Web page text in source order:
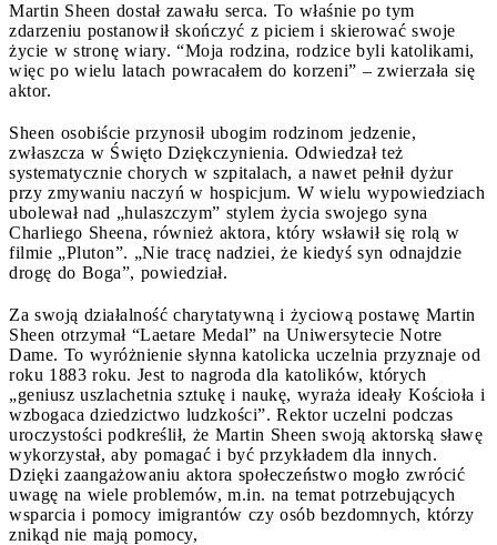
Martin Sheen dostał zawału serca. To właśnie po tym
zdarzeniu postanowił skończyć z piciem i skierować swoje
życie w stronę wiary. “Moja rodzina, rodzice byli katolikami,
więc po wielu latach powracałem do korzeni” – zwierzała się
aktor.
Sheen osobiście przynosił ubogim rodzinom jedzenie,
zwłaszcza w Święto Dziękczynienia. Odwiedzał też
systematycznie chorych w szpitalach, a nawet pełnił dyżur
przy zmywaniu naczyń w hospicjum. W wielu wypowiedziach
ubolewał nad „hulaszczym” stylem życia swojego syna
Charliego Sheena, również aktora, który wsławił się rolą w
filmie „Pluton”. „Nie tracę nadziei, że kiedyś syn odnajdzie
drogę do Boga”, powiedział.
Za swoją działalność charytatywną i życiową postawę Martin
Sheen otrzymał “Laetare Medal” na Uniwersytecie Notre
Dame. To wyróżnienie słynna katolicka uczelnia przyznaje od
roku 1883 roku. Jest to nagroda dla katolików, których
„geniusz uszlachetnia sztukę i naukę, wyraża ideały Kościoła i
wzbogaca dziedzictwo ludzkości”. Rektor uczelni podczas
uroczystości podkreślił, że Martin Sheen swoją aktorską sławę
wykorzystał, aby pomagać i być przykładem dla innych.
Dzięki zaangażowaniu aktora społeczeństwo mogło zwrócić
uwagę na wiele problemów, m.in. na temat potrzebujących
wsparcia i pomocy imigrantów czy osób bezdomnych, którzy
znikąd nie mają pomocy,